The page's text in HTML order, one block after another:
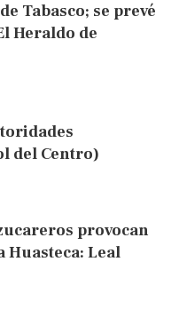
Tabasco; se prevé
Heraldo de
del Centro)
provocan
Huasteca: Leal